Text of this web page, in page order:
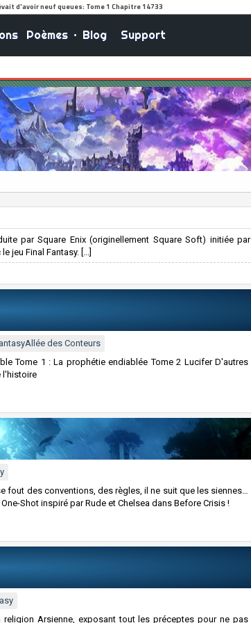
Poèmes• Blog Support
par Square Enix (originellement Square Soft) initiée par
jeu Final Fantasy. [...]
Allée des Conteurs
Tome 1 : La prophétie endiablée Tome 2 Lucifer D'autres
l'histoire
fout des conventions, des règles, il ne suit que les siennes…
Shot inspiré par Rude et Chelsea dans Before Crisis !
Arsienne, exposant tout les préceptes pour ne pas